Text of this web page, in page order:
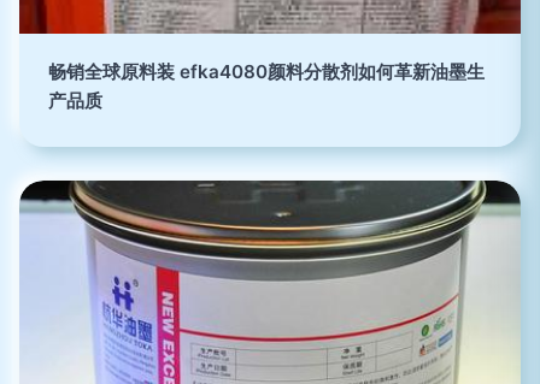
畅销全球原料装 efka4080颜料分散剂如何革新油墨生
产品质